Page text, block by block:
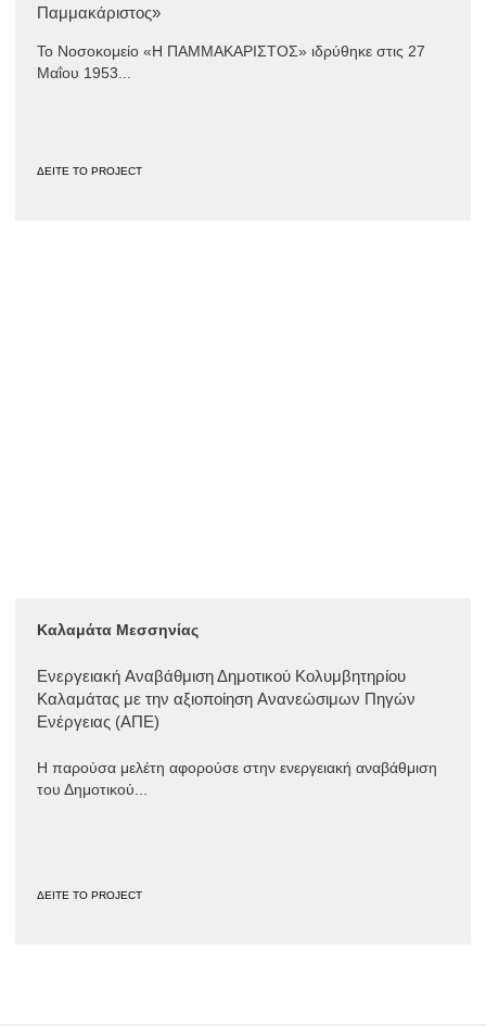
Παμμακάριστος»
Το Νοσοκομείο «Η ΠΑΜΜΑΚΑΡΙΣΤΟΣ» ιδρύθηκε στις 27
Μαΐου 1953...
ΔΕΙΤΕ ΤΟ PROJECT
Καλαμάτα Μεσσηνίας
Ενεργειακή Aναβάθμιση Δημοτικού Κολυμβητηρίου
Καλαμάτας με την αξιοποίηση Aνανεώσιμων Πηγών
Ενέργειας (ΑΠΕ)
Η παρούσα μελέτη αφορούσε στην ενεργειακή αναβάθμιση
του Δημοτικού...
ΔΕΙΤΕ ΤΟ PROJECT